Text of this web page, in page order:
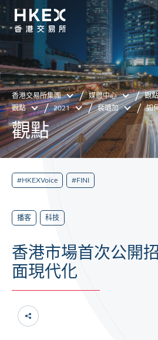
香港交易所集團 媒體中心
觀
觀點
2021 裴璐加 如
觀點
#HKEXVoice #FINI
播客 科技
香港市場首次公開
面現代化